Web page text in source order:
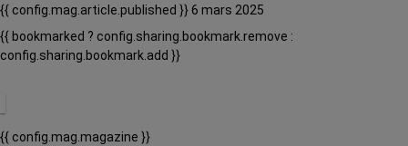
{{ config.mag.article.published }} 6 mars 2025
{{ bookmarked ? config.sharing.bookmark.remove :
config.sharing.bookmark.add }}
{{ config.mag.magazine }}